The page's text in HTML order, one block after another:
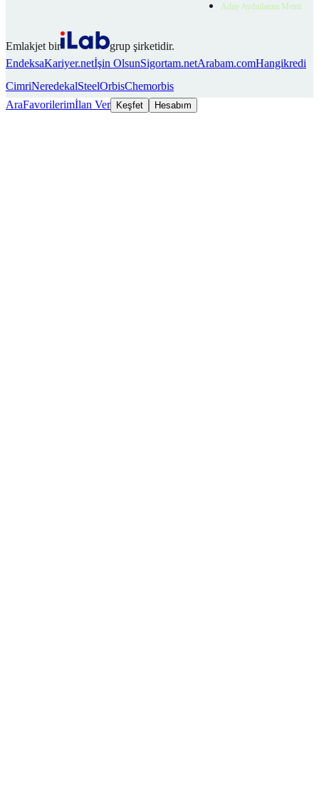
Aday Aydınlatma Metni
Emlakjet bir
grup şirketidir.
EndeksaKariyer.netİşin OlsunSigortam.netArabam.comHangikredi
CimriNeredekalSteelOrbisChemorbis
AraFavorilerimİlan Ver Keşfet Hesabım